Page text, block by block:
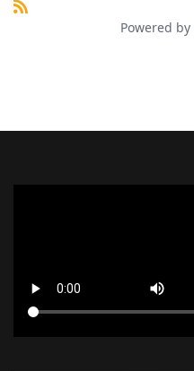
Powered by